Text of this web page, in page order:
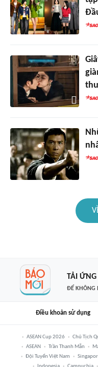
TẢI ỨNG
ĐỂ KHÔNG
Điều khoản sử dụng
ASEAN Cup 2026 Chủ Tịch
ASEAN
Trần Thanh Mẫn
Đội Tuyển Việt Nam